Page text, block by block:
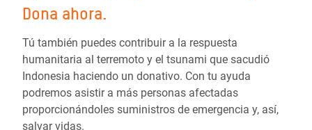
Dona ahora.
Tú también puedes contribuir a la respuesta
humanitaria al terremoto y el tsunami que sacudió
Indonesia haciendo un donativo. Con tu ayuda
podremos asistir a más personas afectadas
proporcionándoles suministros de emergencia y, así,
salvar vidas.